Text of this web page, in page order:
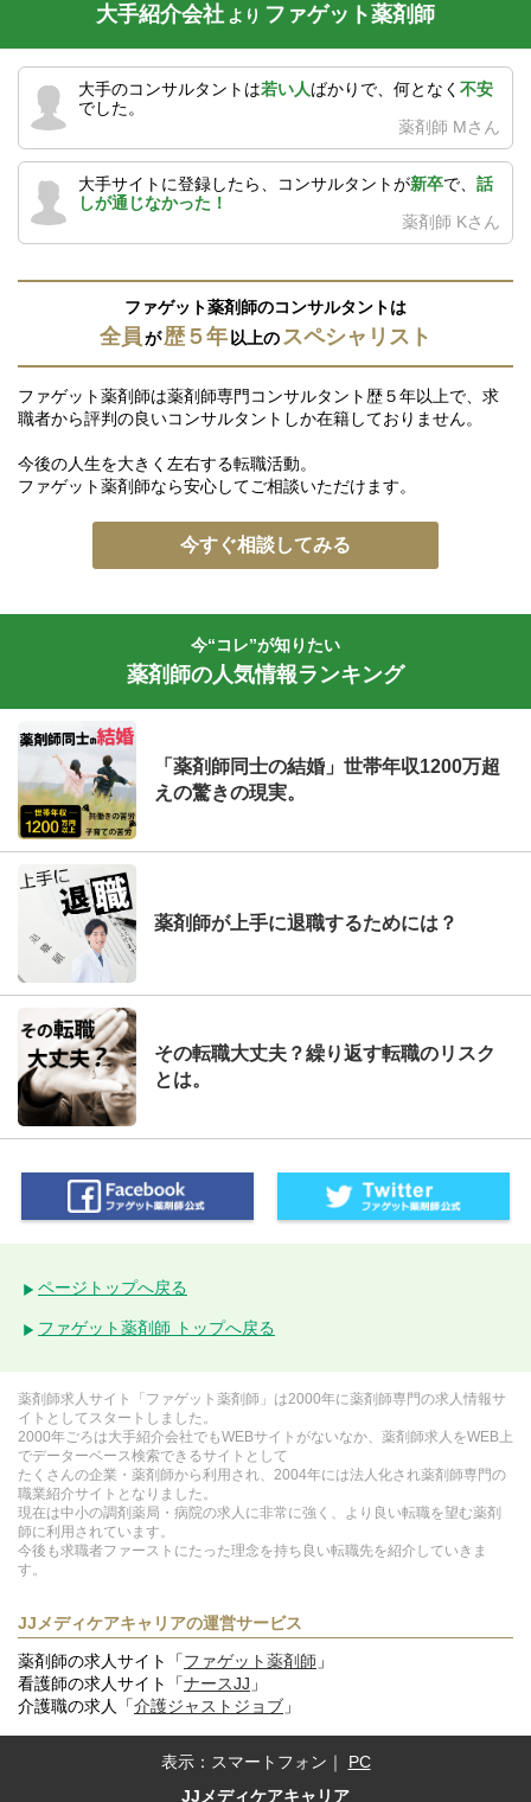
大手紹介会社 より ファゲット薬剤師
大手のコンサルタントは若い人ばかりで、何となく 不安
でした。
薬剤師 Mさん
大手サイトに登録したら、コンサルタントが新卒で、 話
しが通じなかった！
薬剤師 Kさん
ファゲット薬剤師のコンサルタントは
全員が歴５年 以上の スペシャリスト
ファゲット薬剤師は薬剤師専門コンサルタント歴５年以上で、求
職者から評判の良いコンサルタントしか在籍しておりません。
今後の人生を大きく左右する転職活動。
ファゲット薬剤師なら安心してご相談いただけます。
今すぐ相談してみる
今“コレ”が知りたい
薬剤師の人気情報ランキング
「薬剤師同士の結婚」世帯年収1200万超
えの驚きの現実。
薬剤師が上手に退職するためには？
その転職大丈夫？繰り返す転職のリスク
とは。
ページトップへ戻る
ファゲット薬剤師 トップへ戻る
薬剤師求人サイト「ファゲット薬剤師」は2000年に薬剤師専門の求人情報サ
イトとしてスタートしました。
2000年ごろは大手紹介会社でもWEBサイトがないなか、薬剤師求人をWEB上
でデーターベース検索できるサイトとして
たくさんの企業・薬剤師から利用され、2004年には法人化され薬剤師専門の
職業紹介サイトとなりました。
現在は中小の調剤薬局・病院の求人に非常に強く、より良い転職を望む薬剤
師に利用されています。
今後も求職者ファーストにたった理念を持ち良い転職先を紹介していきま
す。
JJメディケアキャリアの運営サービス
薬剤師の求人サイト「ファゲット薬剤師 」
看護師の求人サイト「ナースJJ 」
介護職の求人「介護ジャストジョブ 」
表示： スマートフォン ｜ PC
JJメディケアキャリア